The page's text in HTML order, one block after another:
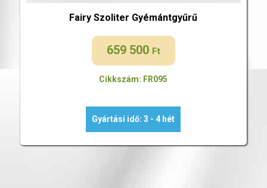
Fairy Szoliter Gyémántgyűrű
659 500 Ft
Cikkszám: FR095
Gyártási idő: 3 - 4 hét